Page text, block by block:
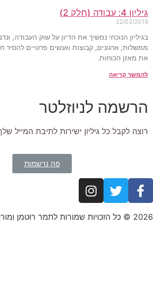
גיליון 4: עבודה (חלק 2)
22/02/2019
בגיליון הנוכחי נמשיך את הדיון על שוק העבודה,
ממשלות, ארגונים, קבוצות ואנשים פרטיים
את מאזן הכוחות.
להמשך קריאה
הרשמה לניוזלטר
רוצה לקבל כל גיליון ישירות לתיבת המייל
פה נרשמות
2026 © כל הזכויות שמורות לתמר רוטמן ומורן גרינוולד